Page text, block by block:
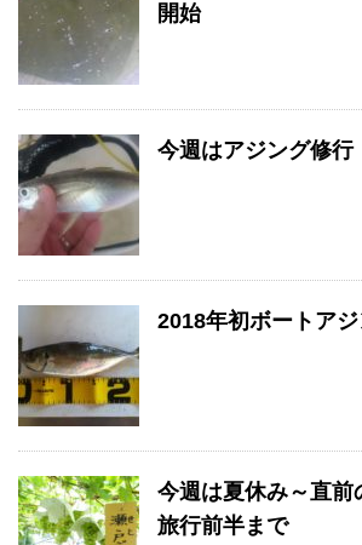
開始
今週はアジング修行
2018年初ボートア
今週は夏休み～直前
旅行前半まで